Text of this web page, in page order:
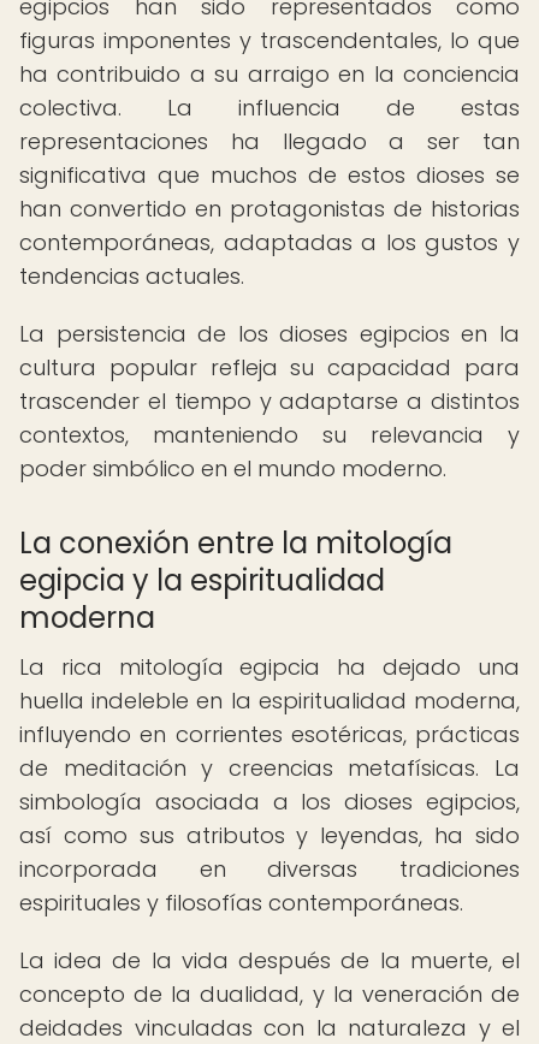
egipcios han sido representados como
figuras imponentes y trascendentales, lo que
ha contribuido a su arraigo en la conciencia
colectiva. La influencia de estas
representaciones ha llegado a ser tan
significativa que muchos de estos dioses se
han convertido en protagonistas de historias
contemporáneas, adaptadas a los gustos y
tendencias actuales.
La persistencia de los dioses egipcios en la
cultura popular refleja su capacidad para
trascender el tiempo y adaptarse a distintos
contextos, manteniendo su relevancia y
poder simbólico en el mundo moderno.
La conexión entre la mitología
egipcia y la espiritualidad
moderna
La rica mitología egipcia ha dejado una
huella indeleble en la espiritualidad moderna,
influyendo en corrientes esotéricas, prácticas
de meditación y creencias metafísicas. La
simbología asociada a los dioses egipcios,
así como sus atributos y leyendas, ha sido
incorporada en diversas tradiciones
espirituales y filosofías contemporáneas.
La idea de la vida después de la muerte, el
concepto de la dualidad, y la veneración de
deidades vinculadas con la naturaleza y el